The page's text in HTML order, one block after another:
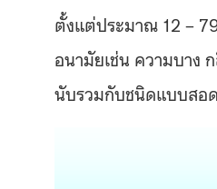
ตั้งแต่ประมาณ 12 –
อนามัยเช่น ความบาง
นับรวมกับชนิดแบบสอ